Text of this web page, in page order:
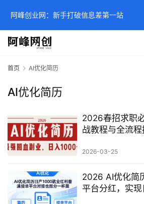
首页 AI优化简历
AI优化简历
2026春招求职
战教程与全流
2026-03-25
2026 AI优化简
平台分红，实
阿峰创业网：新手打破信息差第一站